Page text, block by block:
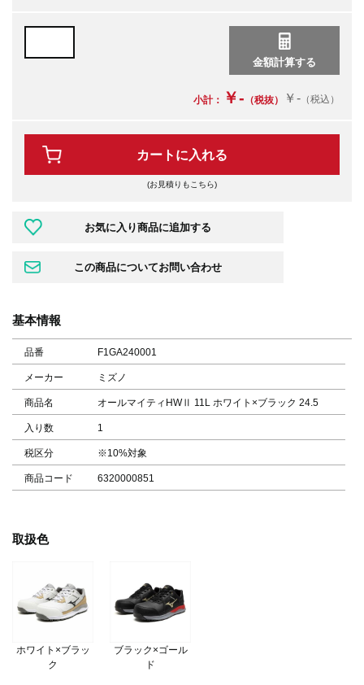
小計： ￥- （税抜） ￥- （税込）
カートに入れる
(お見積りもこちら)
基本情報
品番 F1GA240001
メーカー ミズノ
商品名 オールマイティHWⅡ 11L ホワイト×ブラック 24.5
入り数 1
税区分 ※10%対象
商品コード 6320000851
取扱色
ホワイト×ブラッ
ク
ブラック×ゴール
ド